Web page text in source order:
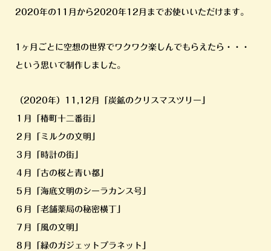
2020年の11月から2020年12月までお使いいただけます。
1ヶ月ごとに空想の世界でワクワク楽しんでもらえたら・・・
という思いで制作しました。
（2020年）11,12月「炭鉱のクリスマスツリー」
１月「椿町十二番街」
２月「ミルクの文明」
３月「時計の街」
４月「古の桜と青い都」
５月「海底文明のシーラカンス号」
６月「老舗薬局の秘密横丁」
７月「風の文明」
８月「緑のガジェットプラネット」